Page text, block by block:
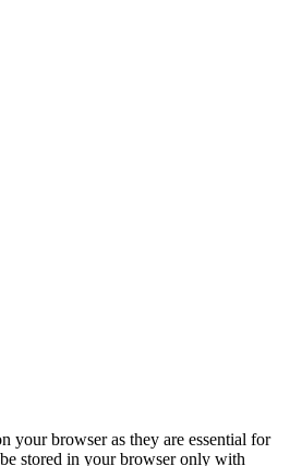
your browser as they are essential for
stored in your browser only with